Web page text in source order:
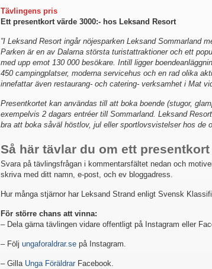
Tävlingens pris
Ett presentkort värde 3000:- hos Leksand Resort
”I Leksand Resort ingår nöjesparken Leksand Sommarland
Parken är en av Dalarna största turistattraktioner och ett
med upp emot 130 000 besökare. Intill ligger
450 campingplatser, moderna servicehus och en rad olika
innefattar även restaurang- och catering- verksamhet i Mat
Presentkortet kan användas till att boka boende (stugor,
exempelvis 2 dagars entréer till Sommarland. Leksand
bra att boka såväl höstlov, jul eller sportlovsvistelser hos de
Så här tävlar du om ett
Svara på tävlingsfrågan i kommentarsfältet nedan och
skriva med ditt namn, e-post, och ev bloggadress.
Hur många stjärnor har Leksand Strand enligt Svensk
För större chans att vinna:
– Dela gärna tävlingen vidare offentligt på Instagram eller
– Följ ungaforaldrar.se på Instagram.
– Gilla Unga Föräldrar Facebook.